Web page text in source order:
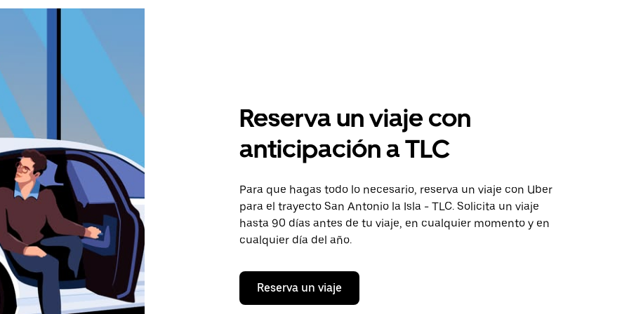
Reserva un viaje con
anticipación a TLC
Para que hagas todo lo necesario, reserva un viaje con Uber
para el trayecto San Antonio la Isla - TLC. Solicita un viaje
hasta 90 días antes de tu viaje, en cualquier momento y en
cualquier día del año.
Reserva un viaje